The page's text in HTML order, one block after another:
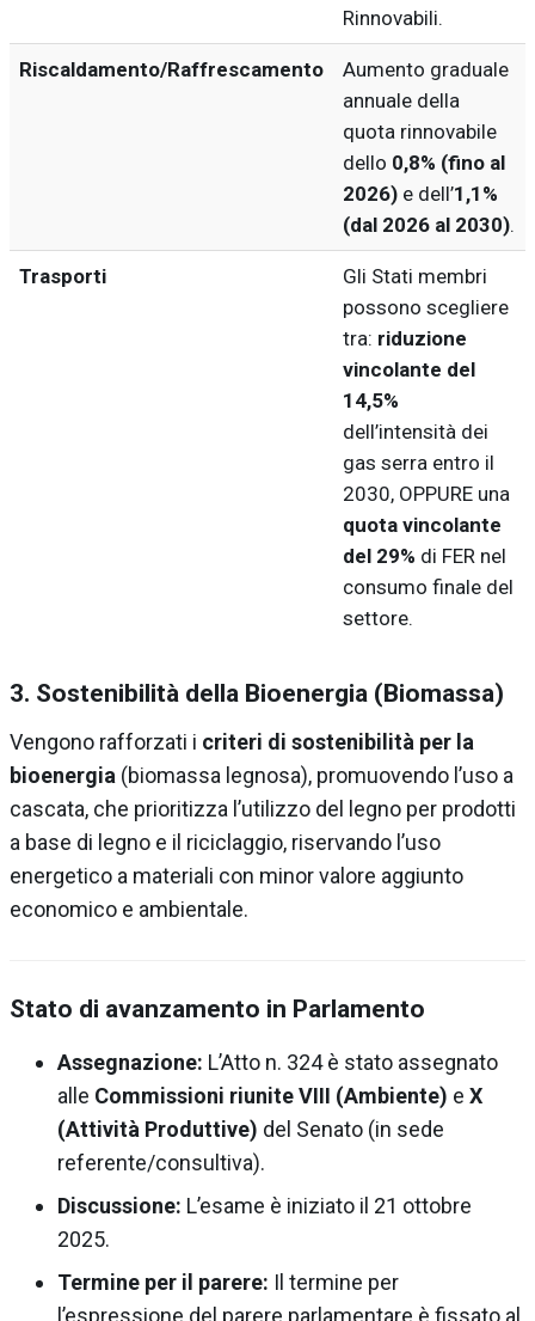
Rinnovabili.
Riscaldamento/Raffrescamento
Aumento graduale
annuale della
quota rinnovabile
dello 0,8% (fino al
2026) e dell’1,1%
(dal 2026 al 2030).
Trasporti
Gli Stati membri
possono scegliere
tra: riduzione
vincolante del
14,5%
dell’intensità dei
gas serra entro il
2030, OPPURE una
quota vincolante
del 29% di FER nel
consumo finale del
settore.
3. Sostenibilità della Bioenergia (Biomassa)
Vengono rafforzati i criteri di sostenibilità per la
bioenergia (biomassa legnosa), promuovendo l’uso a
cascata, che prioritizza l’utilizzo del legno per prodotti
a base di legno e il riciclaggio, riservando l’uso
energetico a materiali con minor valore aggiunto
economico e ambientale.
Stato di avanzamento in Parlamento
Assegnazione: L’Atto n. 324 è stato assegnato
alle Commissioni riunite VIII (Ambiente) e X
(Attività Produttive) del Senato (in sede
referente/consultiva).
Discussione: L’esame è iniziato il 21 ottobre
2025.
Termine per il parere: Il termine per
l’espressione del parere parlamentare è fissato al